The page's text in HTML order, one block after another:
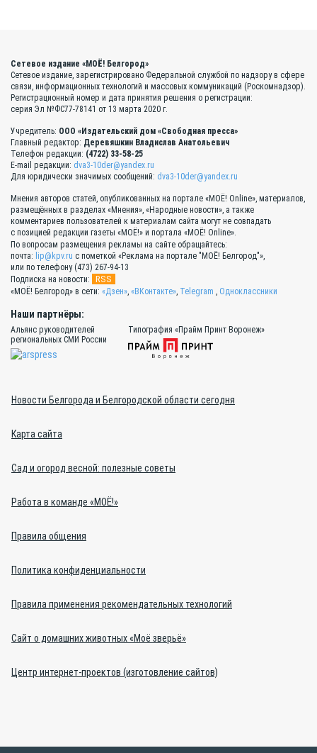
Сетевое издание «МОЁ! Белгород»
Сетевое издание, зарегистрировано Федеральной службой по надзору в сфере
связи, информационных технологий и массовых коммуникаций (Роскомнадзор).
Регистрационный номер и дата принятия решения о регистрации:
серия Эл №ФС77-78141 от 13 марта 2020 г.
Учредитель: ООО «Издательский дом «Свободная пресса»
Главный редактор: Деревяшкин Владислав Анатольевич
Телефон редакции: (4722) 33-58-25
E-mail редакции: dva3-10der@yandex.ru
Для юридически значимых сообщений: dva3-10der@yandex.ru
Мнения авторов статей, опубликованных на портале «МОЁ! Online», материалов,
размещённых в разделах «Мнения», «Народные новости», а также
комментариев пользователей к материалам сайта могут не совпадать
с позицией редакции газеты «МОЁ!» и портала «МОЁ! Online».
По вопросам размещения рекламы на сайте обращайтесь:
почта: lip@kpv.ru с пометкой «Реклама на портале "МОЁ! Белгород"»,
или по телефону (473) 267-94-13
Подписка на новости:
RSS
«МОЁ! Белгород» в сети: «Дзен», «ВКонтакте», Telegram , Одноклассники
Наши партнёры:
Альянс руководителей
региональных СМИ России
Типография «Прайм Принт Воронеж»
Новости Белгорода и Белгородской области сегодня
Карта сайта
Сад и огород весной: полезные советы
Работа в команде «МОЁ!»
Правила общения
Политика конфиденциальности
Правила применения рекомендательных технологий
Сайт о домашних животных «Моё зверьё»
Центр интернет-проектов (изготовление сайтов)